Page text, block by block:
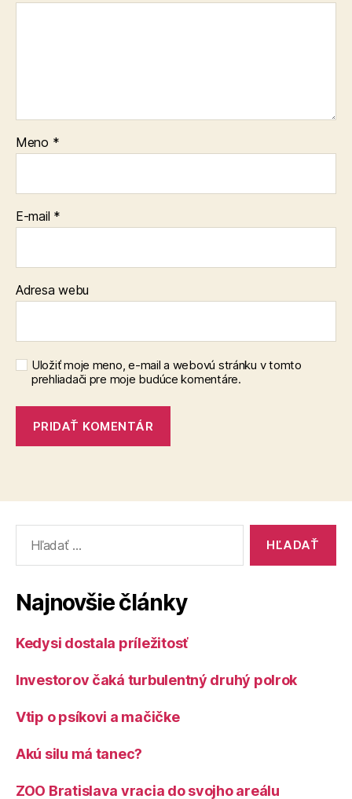
Meno *
E-mail *
Adresa webu
Uložiť moje meno, e-mail a webovú stránku v tomto
prehliadači pre moje budúce komentáre.
Najnovšie články
Kedysi dostala príležitosť
Investorov čaká turbulentný druhý polrok
Vtip o psíkovi a mačičke
Akú silu má tanec?
ZOO Bratislava vracia do svojho areálu